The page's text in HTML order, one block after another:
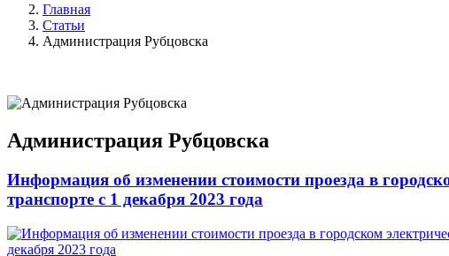
Главная
Статьи
Администрация Рубцовска
Администрация Рубцовска
Информация об изменении стоимости проезда в
транспорте с 1 декабря 2023 года